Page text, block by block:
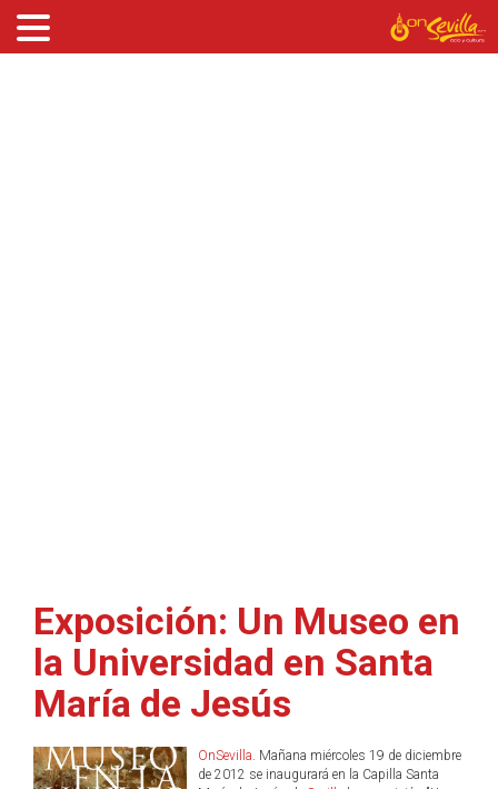
Exposición: Un Museo en
la Universidad en Santa
María de Jesús
OnSevilla. Mañana miércoles 19 de diciembre
de 2012 se inaugurará en la Capilla Santa